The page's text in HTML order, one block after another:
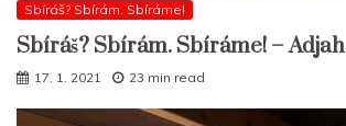
Sbíráš? Sbírám. Sbíráme!
Sbíráš? Sbírám. Sbíráme! – Adjah
17. 1. 2021 23 min read